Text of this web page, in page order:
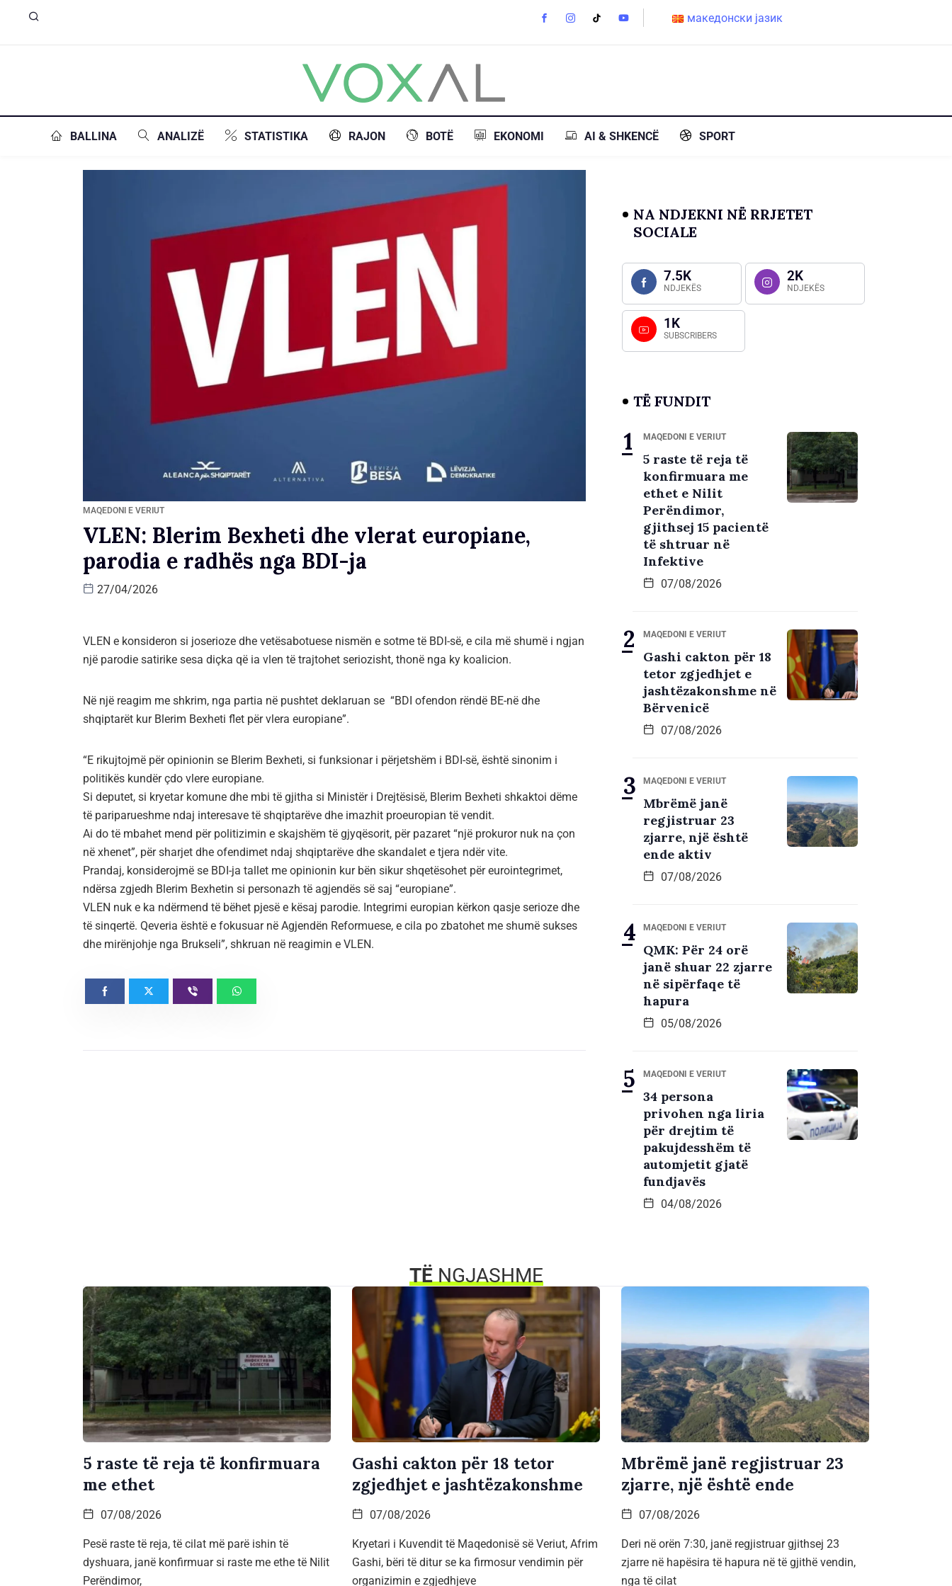
македонски јазик
BALLINA ANALIZË STATISTIKA RAJON BOTË EKONOMI AI & SHKENCË SPORT
MAQEDONI E VERIUT
VLEN: Blerim Bexheti dhe vlerat europiane,
parodia e radhës nga BDI-ja
27/04/2026
VLEN e konsideron si joserioze dhe vetësabotuese nismën e sotme të BDI-së, e cila më shumë i ngjan
një parodie satirike sesa diçka që ia vlen të trajtohet seriozisht, thonë nga ky koalicion.
Në një reagim me shkrim, nga partia në pushtet deklaruan se “BDI ofendon rëndë BE-në dhe
shqiptarët kur Blerim Bexheti flet për vlera europiane”.
“E rikujtojmë për opinionin se Blerim Bexheti, si funksionar i përjetshëm i BDI-së, është sinonim i
politikës kundër çdo vlere europiane.
Si deputet, si kryetar komune dhe mbi të gjitha si Ministër i Drejtësisë, Blerim Bexheti shkaktoi dëme
të pariparueshme ndaj interesave të shqiptarëve dhe imazhit proeuropian të vendit.
Ai do të mbahet mend për politizimin e skajshëm të gjyqësorit, për pazaret “një prokuror nuk na çon
në xhenet”, për sharjet dhe ofendimet ndaj shqiptarëve dhe skandalet e tjera ndër vite.
Prandaj, konsiderojmë se BDI-ja tallet me opinionin kur bën sikur shqetësohet për eurointegrimet,
ndërsa zgjedh Blerim Bexhetin si personazh të agjendës së saj “europiane”.
VLEN nuk e ka ndërmend të bëhet pjesë e kësaj parodie. Integrimi europian kërkon qasje serioze dhe
të sinqertë. Qeveria është e fokusuar në Agjendën Reformuese, e cila po zbatohet me shumë sukses
dhe mirënjohje nga Brukseli”, shkruan në reagimin e VLEN.
NA NDJEKNI NË RRJETET
SOCIALE
7.5K
NDJEKËS
2K
NDJEKËS
1K
SUBSCRIBERS
TË FUNDIT
MAQEDONI E VERIUT
5 raste të reja të
konfirmuara me
ethet e Nilit
Perëndimor,
gjithsej 15 pacientë
të shtruar në
Infektive
07/08/2026
MAQEDONI E VERIUT
Gashi cakton për 18
tetor zgjedhjet e
jashtëzakonshme në
Bërvenicë
07/08/2026
MAQEDONI E VERIUT
Mbrëmë janë
regjistruar 23
zjarre, një është
ende aktiv
07/08/2026
MAQEDONI E VERIUT
QMK: Për 24 orë
janë shuar 22 zjarre
në sipërfaqe të
hapura
05/08/2026
MAQEDONI E VERIUT
34 persona
privohen nga liria
për drejtim të
pakujdesshëm të
automjetit gjatë
fundjavës
04/08/2026
TËNGJASHME
5 raste të reja të konfirmuara
me ethet
07/08/2026
Pesë raste të reja, të cilat më parë ishin të
dyshuara, janë konfirmuar si raste me ethe të Nilit
Perëndimor,
Gashi cakton për 18 tetor
zgjedhjet e jashtëzakonshme
07/08/2026
Kryetari i Kuvendit të Maqedonisë së Veriut, Afrim
Gashi, bëri të ditur se ka firmosur vendimin për
organizimin e zgjedhjeve
Mbrëmë janë regjistruar 23
zjarre, një është ende
07/08/2026
Deri në orën 7:30, janë regjistruar gjithsej 23
zjarre në hapësira të hapura në të gjithë vendin,
nga të cilat